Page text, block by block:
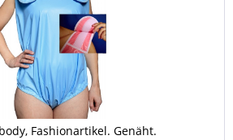
Fashionartikel.Genäht.